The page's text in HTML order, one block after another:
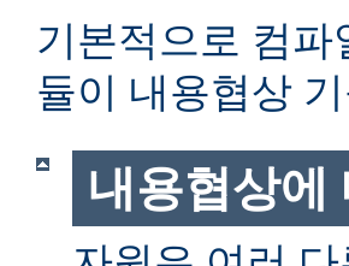
기본적으로 컴파
듈이 내용협상
내용협상에